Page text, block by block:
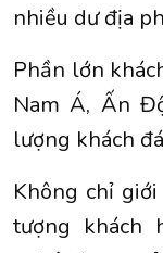
nhiều dư địa
Phần lớn
Nam Á, Ấn
lượng khách
Không chỉ
tượng khách